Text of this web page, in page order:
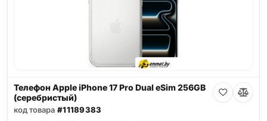
Телефон Apple iPhone 17 Pro Dual eSim 256GB
(серебристый)
код товара #11189383